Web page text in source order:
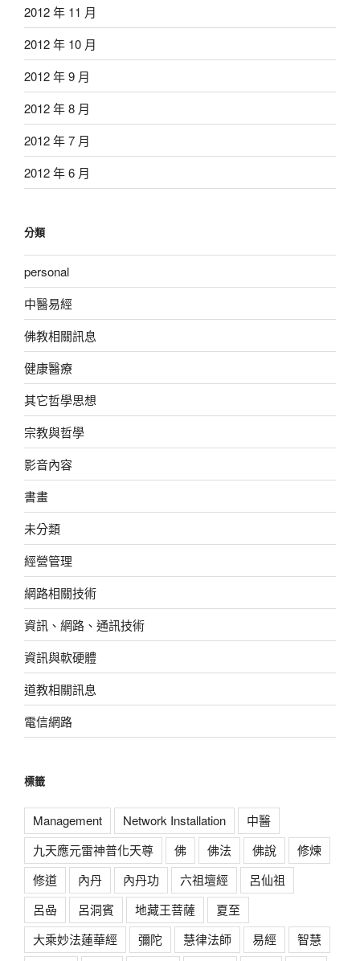
2012 年 11 月
2012 年 10 月
2012 年 9 月
2012 年 8 月
2012 年 7 月
2012 年 6 月
分類
personal
中醫易經
佛教相關訊息
健康醫療
其它哲學思想
宗教與哲學
影音內容
書畫
未分類
經營管理
網路相關技術
資訊、網路、通訊技術
資訊與軟硬體
道教相關訊息
電信網路
標籤
Management Network Installation
中醫
九天應元雷神普化天尊
佛 佛法 佛說
修煉
修道
內丹 內丹功 六祖壇經
呂仙祖
呂喦
呂洞賓 地藏王菩薩
夏至
大乘妙法蓮華經
彌陀 慧律法師 易經
智慧